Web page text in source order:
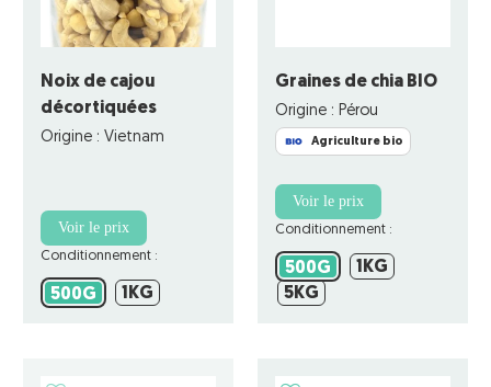
Noix de cajou
décortiquées
Origine : Vietnam
Voir le prix
Conditionnement :
500G 500G
1KG
Graines de chia BIO
Origine : Pérou
Agriculture bio
Voir le prix
Conditionnement :
500G 500G
1KG
5KG